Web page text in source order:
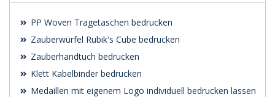
PP Woven Tragetaschen bedrucken
Zauberwürfel Rubik's Cube bedrucken
Zauberhandtuch bedrucken
Klett Kabelbinder bedrucken
Medaillen mit eigenem Logo individuell bedrucken lassen